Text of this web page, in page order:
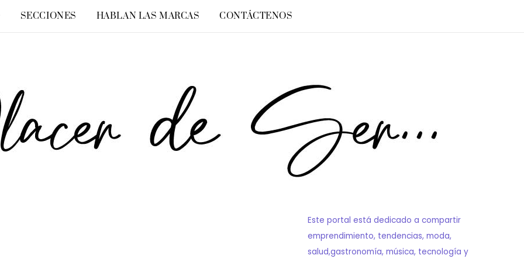
SECCIONES HABLAN LAS MARCAS CONTÁCTENOS
Este portal está dedicado a compartir
emprendimiento, tendencias, moda,
salud,gastronomía, música, tecnología y